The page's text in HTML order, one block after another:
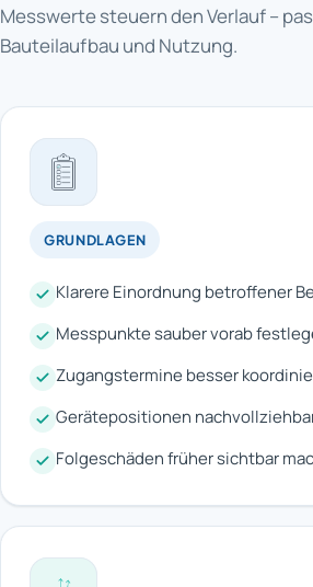
Messwerte steuern den Verlauf –
Bauteilaufbau und Nutzung.
GRUNDLAGEN
Klarere Einordnung betroffener
Messpunkte sauber vorab
Zugangstermine besser
Gerätepositionen
Folgeschäden früher sichtbar